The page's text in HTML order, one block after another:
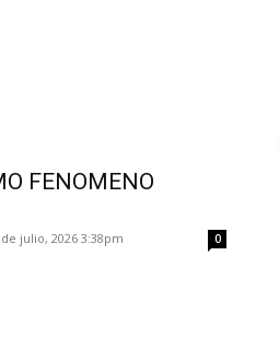
FENOMENO
de julio, 2026 3:38pm 0